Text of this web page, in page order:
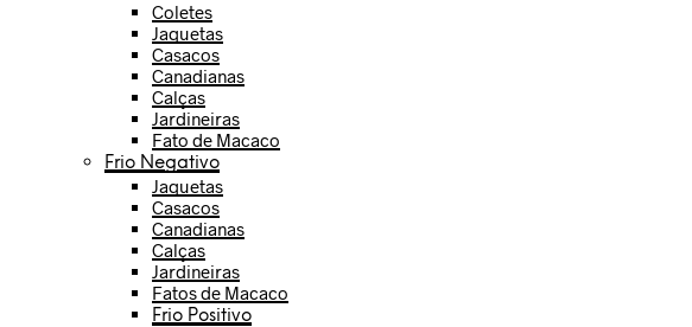
Coletes
Jaquetas
Casacos
Canadianas
Calças
Jardineiras
Fato de Macaco
Frio Negativo
Jaquetas
Casacos
Canadianas
Calças
Jardineiras
Fatos de Macaco
Frio Positivo